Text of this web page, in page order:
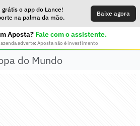
grátis o app do Lance!
na palma da mão.
Baixe agora
Aposta? Fale com o assistente.
adverte: Aposta não é investimento
do Mundo